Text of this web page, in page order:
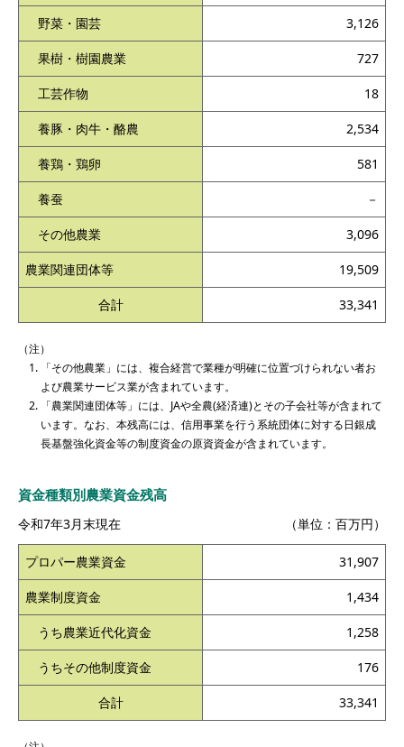
野菜・園芸 3,126
果樹・樹園農業 727
工芸作物 18
養豚・肉牛・酪農 2,534
養鶏・鶏卵 581
養蚕 －
その他農業 3,096
農業関連団体等 19,509
合計 33,341
（注）
「その他農業」には、複合経営で業種が明確に位置づけられない者お
よび農業サービス業が含まれています。
「農業関連団体等」には、JAや全農(経済連)とその子会社等が含まれて
います。なお、本残高には、信用事業を行う系統団体に対する日銀成
長基盤強化資金等の制度資金の原資資金が含まれています。
資金種類別農業資金残高
令和7年3月末現在 （単位：百万円）
プロパー農業資金 31,907
農業制度資金 1,434
うち農業近代化資金 1,258
うちその他制度資金 176
合計 33,341